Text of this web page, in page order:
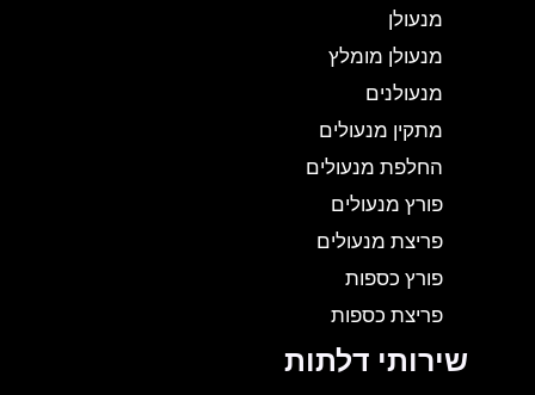
מנעולן
מנעולן מומלץ
מנעולנים
מתקין מנעולים
החלפת מנעולים
פורץ מנעולים
פריצת מנעולים
פורץ כספות
פריצת כספות
שירותי דלתות